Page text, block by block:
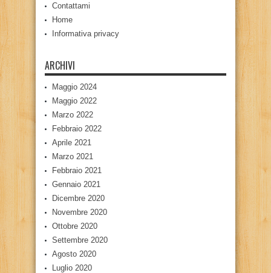
Contattami
Home
Informativa privacy
ARCHIVI
Maggio 2024
Maggio 2022
Marzo 2022
Febbraio 2022
Aprile 2021
Marzo 2021
Febbraio 2021
Gennaio 2021
Dicembre 2020
Novembre 2020
Ottobre 2020
Settembre 2020
Agosto 2020
Luglio 2020